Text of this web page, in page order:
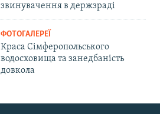
звинувачення в держзраді
ФОТОГАЛЕРЕЇ
Краса Сімферопольського
водосховища та занедбаність
довкола